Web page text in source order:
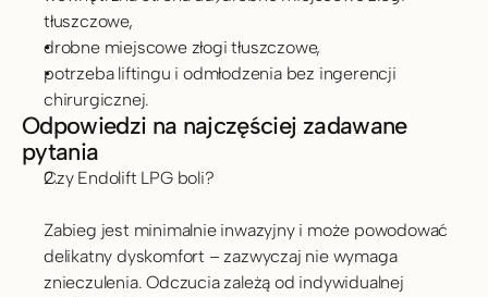
tłuszczowe,
drobne miejscowe złogi tłuszczowe,
potrzeba liftingu i odmłodzenia bez ingerencji
chirurgicznej.
Odpowiedzi na najczęściej zadawane
pytania
Czy Endolift LPG boli?
Zabieg jest minimalnie inwazyjny i może powodować
delikatny dyskomfort – zazwyczaj nie wymaga
znieczulenia. Odczucia zależą od indywidualnej